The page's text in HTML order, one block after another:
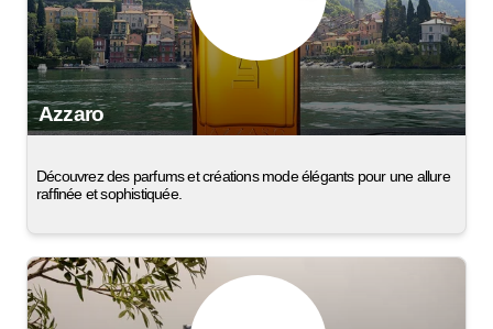
Azzaro
Découvrez des parfums et créations mode élégants pour une allure
raffinée et sophistiquée.